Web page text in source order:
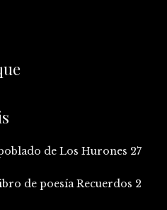
de Los Hurones 27
de poesía Recuerdos 2